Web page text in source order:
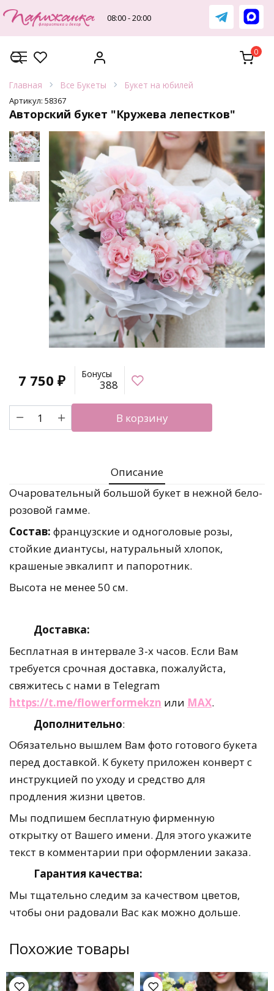
к
содержанию
08:00 - 20:00
0
Главная Все Букеты Букет на юбилей
Артикул: 58367
Авторский букет "Кружева лепестков"
7 750 ₽ Бонусы
388
Количество
товара
В корзину
Описание
Очаровательный большой букет в нежной бело-
розовой гамме.
Состав: французские и одноголовые розы,
стойкие диантусы, натуральный хлопок,
крашеные эвкалипт и папоротник.
Высота не менее 50 см.
Доставка:
Бесплатная в интервале 3-х часов. Если Вам
требуется срочная доставка, пожалуйста,
свяжитесь с нами в Telegram
https://t.me/flowerformekzn или MAX.
Дополнительно:
Обязательно вышлем Вам фото готового букета
перед доставкой. К букету приложен конверт с
инструкцией по уходу и средство для
продления жизни цветов.
Мы подпишем бесплатную фирменную
открытку от Вашего имени. Для этого укажите
текст в комментарии при оформлении заказа.
Гарантия качества:
Мы тщательно следим за качеством цветов,
чтобы они радовали Вас как можно дольше.
Похожие товары